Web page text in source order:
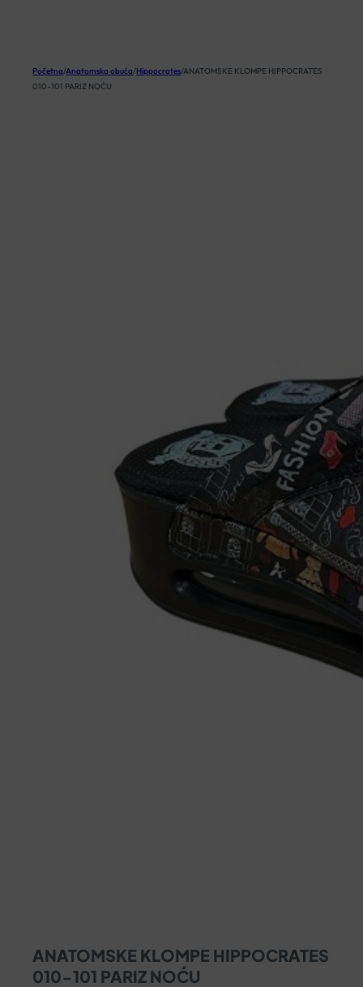
Početna/Anatomska obuća/Hippocrates/ANATOMSKE KLOMPE HIPPOCRATES
010-101 PARIZ NOĆU
ANATOMSKE KLOMPE HIPPOCRATES
010-101 PARIZ NOĆU